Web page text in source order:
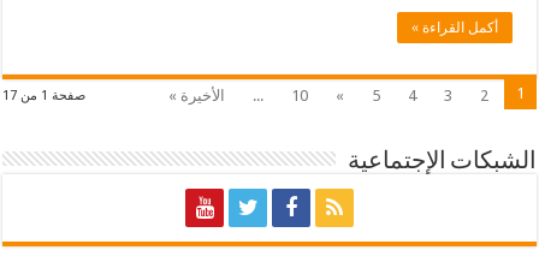
أكمل القراءة »
صفحة 1 من 17 1
2
3
4
5
»
10
... الأخيرة »
الشبكات الإجتماعية